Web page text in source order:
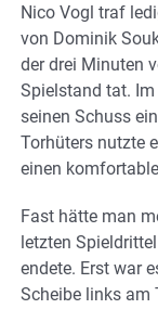
Nico Vogl traf
von Dominik
der drei Minuten
Spielstand tat.
seinen Schuss
Torhüters nutzte
einen
Fast hätte man
letzten
endete. Erst war
Scheibe links am